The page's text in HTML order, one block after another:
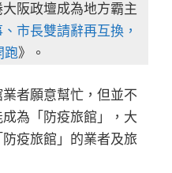
阪政壇成為地方霸主
市長雙請辭再互換，
跑》。
者願意幫忙，但並不
為「防疫旅館」，大
疫旅館」的業者及旅